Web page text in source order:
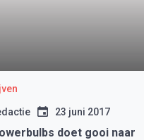
23 juni 2017
doet gooi naar